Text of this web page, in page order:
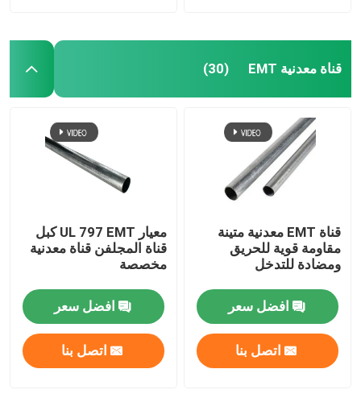
قناة معدنية EMT (30)
قناة EMT معدنية متينة
مقاومة قوية للحريق
ومضادة للتدخل
افضل سعر
اتصل بنا
معيار UL 797 EMT كبل
قناة المجلفن قناة معدنية
مخصصة
افضل سعر
اتصل بنا